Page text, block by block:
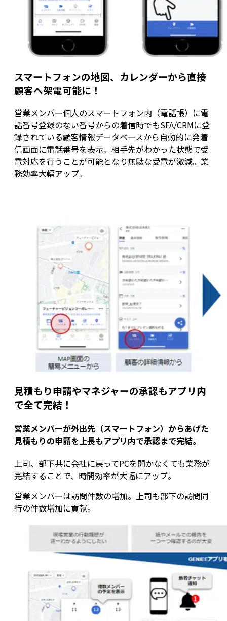
スマートフォンの地図、カレンダーから直接
顧客へ架電可能に！
営業メンバー個人のスマートフォン内（電話帳）に電
話番号登録のない番号からの着信時でもSFA/CRMに登
録されている顧客情報データベースから自動的に発着
信画面に電話番号を表示。相手先がわかった状態で受
電対応を行うことが可能となり無駄な受電が激減。業
務効率大幅アップ。
見積もり申請やマネジャーの承認もアプリ内
で全て完結！
営業メンバーが外出先（スマートフォン）からあげた
見積もりの申請を上長もアプリ内で承認まで完結。
上司、部下共に会社に戻ってPCを開かなくても業務が
完結することで、時間効率が大幅にアップ。
営業メンバーは訪問件数の増加。上司も部下の訪問同
行の件数増加に貢献。